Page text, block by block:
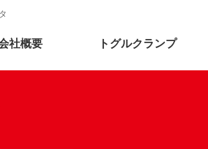
社概要 トグルクランプ